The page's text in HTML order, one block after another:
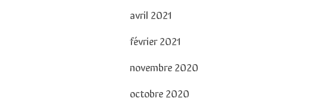
avril 2021
février 2021
novembre 2020
octobre 2020